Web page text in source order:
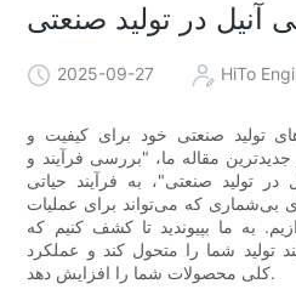
آنیل در تولید صنعتی
2025-09-27 HiTo
تولید صنعتی خود برای کیفیت و
مقاله ما، "بررسی فرآیند و
تولید صنعتی"، به فرآیند حیاتی
بی‌شماری که می‌تواند برای عملیات
به ما بپیوندید تا کشف کنیم که
تولید شما را متحول کند و عملکرد
کلی محصولات شما را افزایش دهد.